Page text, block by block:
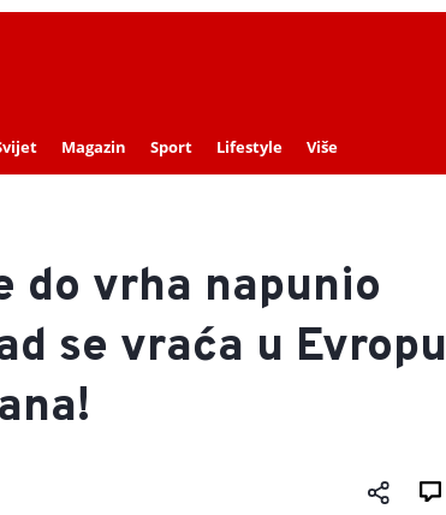
Magazin Sport Lifestyle Više
do vrha napunio
se vraća u Evropu